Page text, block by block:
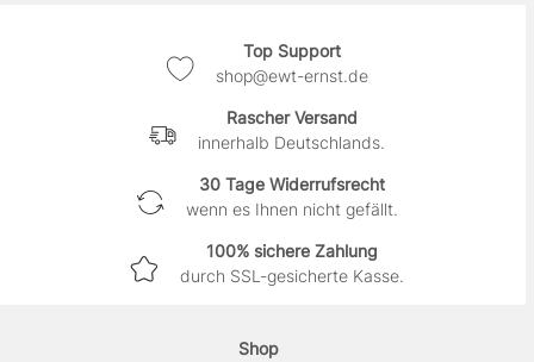
Top Support
shop@ewt-ernst.de
Rascher Versand
innerhalb Deutschlands.
30 Tage Widerrufsrecht
wenn es Ihnen nicht gefällt.
100% sichere Zahlung
durch SSL-gesicherte Kasse.
Shop